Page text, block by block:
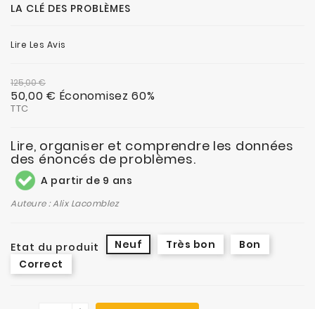
LA CLÉ DES PROBLÈMES
Lire Les Avis
125,00 €
50,00 € Économisez 60%
TTC
Lire, organiser et comprendre les données
des énoncés de problèmes.
A partir de 9 ans
Auteure : Alix Lacomblez
Etat du produit Neuf Très bon
Bon
Correct